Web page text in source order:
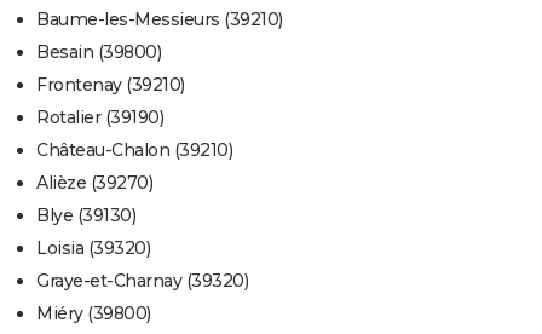
Baume-les-Messieurs (39210)
Besain (39800)
Frontenay (39210)
Rotalier (39190)
Château-Chalon (39210)
Alièze (39270)
Blye (39130)
Loisia (39320)
Graye-et-Charnay (39320)
Miéry (39800)